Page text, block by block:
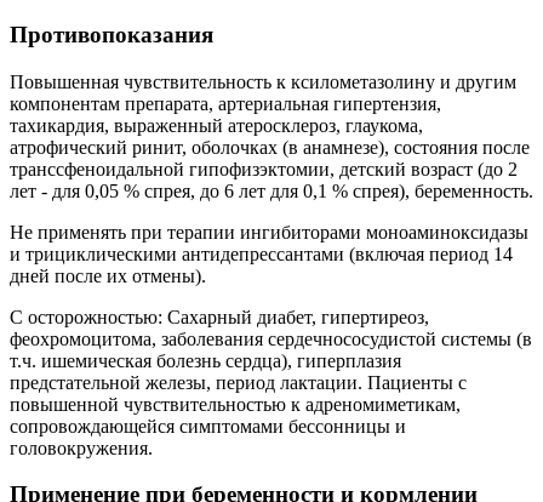
Противопоказания
Повышенная чувствительность к ксилометазолину и другим
компонентам препарата, артериальная гипертензия,
тахикардия, выраженный атеросклероз, глаукома,
атрофический ринит, оболочках (в анамнезе), состояния после
транссфеноидальной гипофизэктомии, детский возраст (до 2
лет - для 0,05 % спрея, до 6 лет для 0,1 % спрея), беременность.
Не применять при терапии ингибиторами моноаминоксидазы
и трициклическими антидепрессантами (включая период 14
дней после их отмены).
С осторожностью: Сахарный диабет, гипертиреоз,
феохромоцитома, заболевания сердечнососудистой системы (в
т.ч. ишемическая болезнь сердца), гиперплазия
предстательной железы, период лактации. Пациенты с
повышенной чувствительностью к адреномиметикам,
сопровождающейся симптомами бессонницы и
головокружения.
Применение при беременности и кормлении